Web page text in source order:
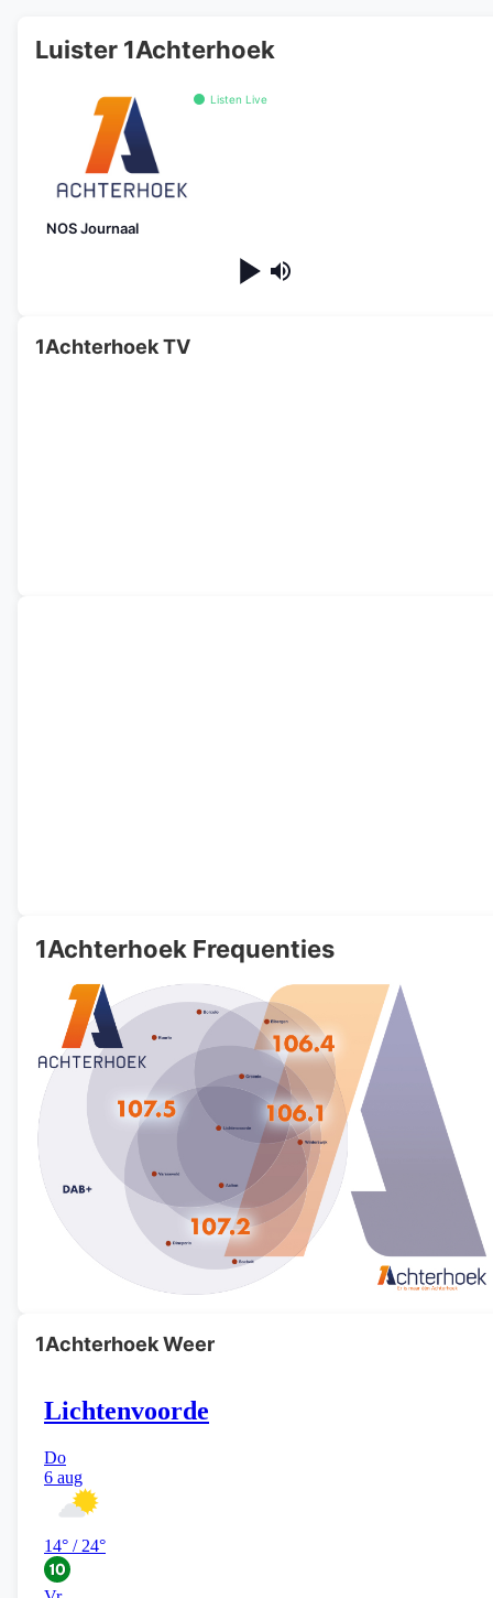
Luister 1Achterhoek
Listen Live
NOS Journaal
1Achterhoek TV
1Achterhoek Frequenties
1Achterhoek Weer